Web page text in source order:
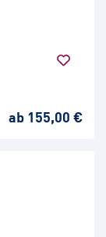
ab 155,00 €